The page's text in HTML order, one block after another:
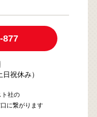
877
祝休み）
社の
に繋がります